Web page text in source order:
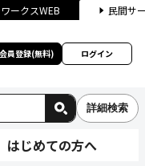
ークスWEB 民間サ
会員登録(無料) ログイン
詳細検索
はじめての方へ